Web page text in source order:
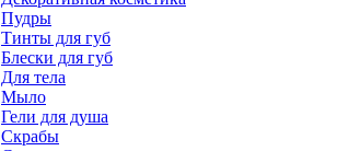
Пудры
Тинты для губ
Блески для губ
Для тела
Мыло
Гели для душа
Скрабы